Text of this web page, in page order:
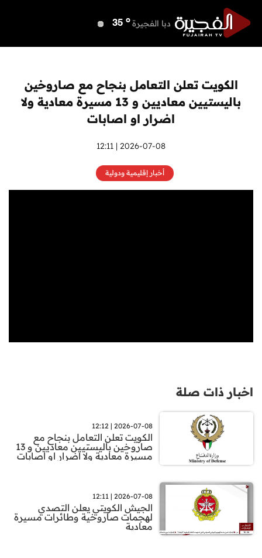
دبا الفجيرة 35 o
أم القيوين 37 o
راس الخيمة o
الفجيرة o
الكويت تعلن التعامل بنجاح مع صاروخين
باليستيين معاديين و 13 مسيرة معادية ولا
اضرار او اصابات
2026-07-08 | 12:11
أخبار إقليمية ودولية
اخبار ذات صلة
2026-07-08 | 12:12
الكويت تعلن التعامل بنجاح مع
صاروخين باليستيين معاديين و 13
مسيرة معادية ولا اضرار او اصابات
2026-07-08 | 12:11
الجيش الكويتي يعلن التصدي
لهجمات صاروخية وطائرات مسيرة
معادية